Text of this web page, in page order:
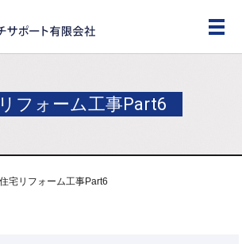
メ
フォーム工事Part6
住宅リフォーム工事Part6